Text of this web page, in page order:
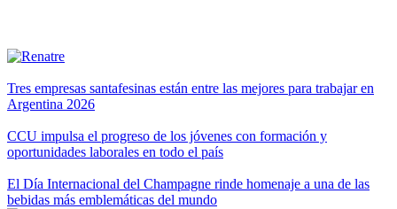
Tres empresas santafesinas están entre las mejores para trabajar en
Argentina 2026
CCU impulsa el progreso de los jóvenes con formación y
oportunidades laborales en todo el país
El Día Internacional del Champagne rinde homenaje a una de las
bebidas más emblemáticas del mundo